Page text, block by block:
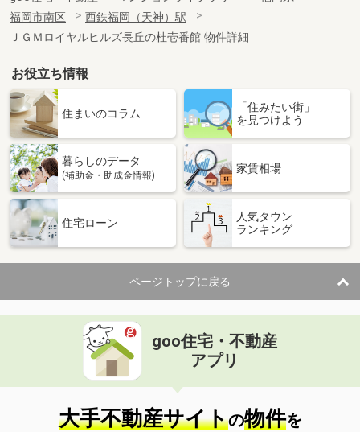
福岡市南区
西鉄福岡（天神）駅
ＪＧＭロイヤルヒルズ長丘の杜壱番館 物件詳細
お役立ち情報
住まいのコラム
「住みたい街」
を見つけよう
暮らしのデータ
(補助金・助成金情報)
家賃相場
住宅ローン
人気タウン
ランキング
ページトップに戻る
goo住宅・不動産
アプリ
大手不動産サイトの物件を